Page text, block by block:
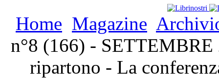
Home Magazine
n°8 (166) -
ripartono - La